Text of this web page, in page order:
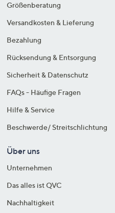
Größenberatung
Versandkosten & Lieferung
Bezahlung
Rücksendung & Entsorgung
Sicherheit & Datenschutz
FAQs - Häufige Fragen
Hilfe & Service
Beschwerde/ Streitschlichtung
Über uns
Unternehmen
Das alles ist QVC
Nachhaltigkeit